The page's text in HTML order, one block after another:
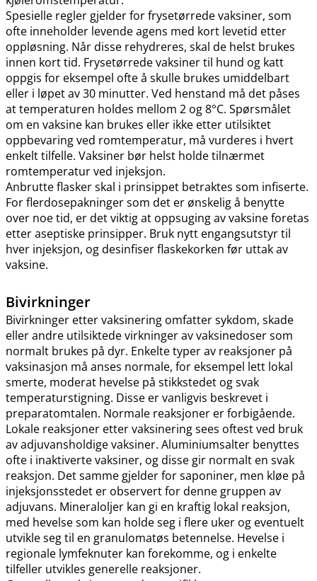
Spesielle regler gjelder for frysetørrede vaksiner, som
ofte inneholder levende agens med kort levetid etter
oppløsning. Når disse rehydreres, skal de helst brukes
innen kort tid. Frysetørrede vaksiner til hund og katt
oppgis for eksempel ofte å skulle brukes umiddelbart
eller i løpet av 30 minutter. Ved henstand må det påses
at temperaturen holdes mellom 2 og 8°C. Spørsmålet
om en vaksine kan brukes eller ikke etter utilsiktet
oppbevaring ved romtemperatur, må vurderes i hvert
enkelt tilfelle. Vaksiner bør helst holde tilnærmet
romtemperatur ved injeksjon.
Anbrutte flasker skal i prinsippet betraktes som infiserte.
For flerdosepakninger som det er ønskelig å benytte
over noe tid, er det viktig at oppsuging av vaksine foretas
etter aseptiske prinsipper. Bruk nytt engangsutstyr til
hver injeksjon, og desinfiser flaskekorken før uttak av
vaksine.
Bivirkninger
Bivirkninger etter vaksinering omfatter sykdom, skade
eller andre utilsiktede virkninger av vaksinedoser som
normalt brukes på dyr. Enkelte typer av reaksjoner på
vaksinasjon må anses normale, for eksempel lett lokal
smerte, moderat hevelse på stikkstedet og svak
temperaturstigning. Disse er vanligvis beskrevet i
preparatomtalen. Normale reaksjoner er forbigående.
Lokale reaksjoner etter vaksinering sees oftest ved bruk
av adjuvansholdige vaksiner. Aluminiumsalter benyttes
ofte i inaktiverte vaksiner, og disse gir normalt en svak
reaksjon. Det samme gjelder for saponiner, men kløe på
injeksjonsstedet er observert for denne gruppen av
adjuvans. Mineraloljer kan gi en kraftig lokal reaksjon,
med hevelse som kan holde seg i flere uker og eventuelt
utvikle seg til en granulomatøs betennelse. Hevelse i
regionale lymfeknuter kan forekomme, og i enkelte
tilfeller utvikles generelle reaksjoner.